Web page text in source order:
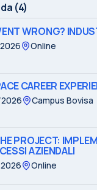
(4)
WRONG?
Online
CAREER
Campus Bovisa
PROJECT:
AZIENDALI
Online